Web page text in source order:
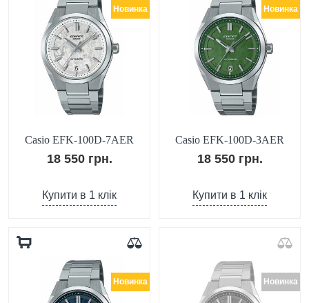
Новинка
Casio EFK-100D-7AER
18 550 грн.
Купити в 1 клік
Новинка
Casio EFK-100D-3AER
18 550 грн.
Купити в 1 клік
Новинка Новинка